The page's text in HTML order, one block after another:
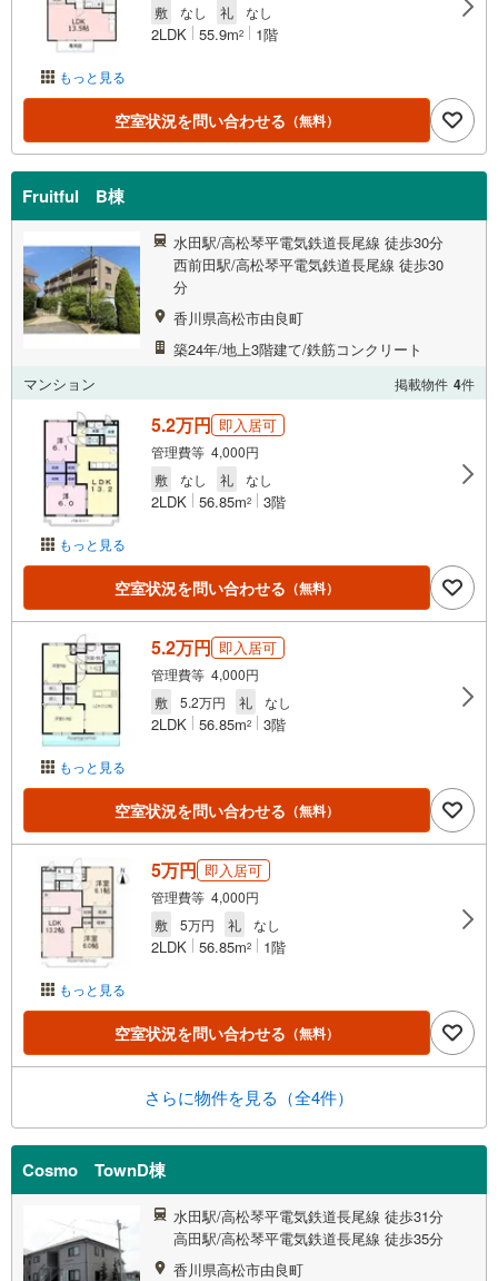
もっと見る
敷
なし 礼 なし
2LDK 55.9m2 1階
空室状況を問い合わせる （無料）
Fruitful B棟
水田駅/高松琴平電気鉄道長尾線 徒歩30分
西前田駅/高松琴平電気鉄道長尾線 徒歩30
分
香川県高松市由良町
築24年/地上3階建て/鉄筋コンクリート
マンション
掲載物件 4件
もっと見る
5.2万円 即入居可
管理費等 4,000円
敷
なし 礼 なし
2LDK 56.85m2 3階
空室状況を問い合わせる （無料）
もっと見る
5.2万円 即入居可
管理費等 4,000円
敷
5.2万円 礼 なし
2LDK 56.85m2 3階
空室状況を問い合わせる （無料）
もっと見る
5万円 即入居可
管理費等 4,000円
敷
5万円 礼 なし
2LDK 56.85m2 1階
空室状況を問い合わせる （無料）
さらに物件を見る（全4件）
Cosmo TownD棟
水田駅/高松琴平電気鉄道長尾線 徒歩31分
高田駅/高松琴平電気鉄道長尾線 徒歩35分
香川県高松市由良町